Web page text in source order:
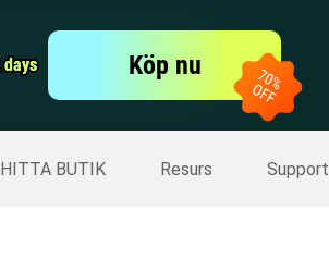
Köp nu
HITTA BUTIK Resurs Support
Fler produkter